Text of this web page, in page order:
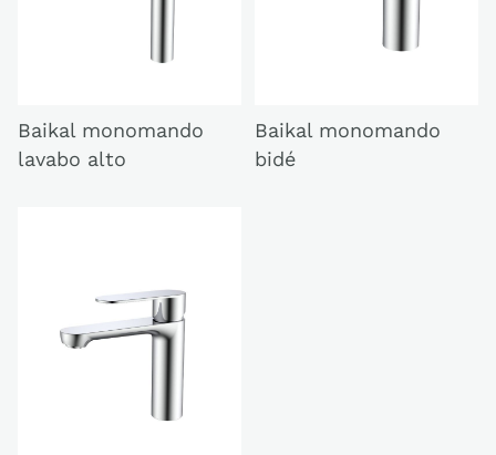
Baikal monomando
lavabo alto
Baikal monomando
bidé